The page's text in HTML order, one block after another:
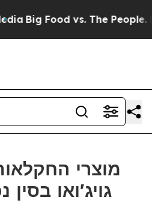
Big Food vs. The People.
מוצרי
גויג'ואו